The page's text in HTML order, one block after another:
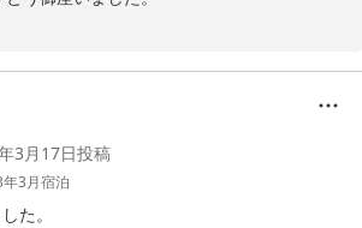
に今後もお客様が快適にすごせるホテル環
いました。
3月17日投稿
3月宿泊
た。